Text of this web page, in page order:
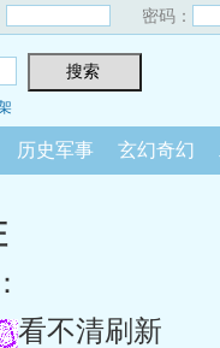
密码：
历史军事 玄幻奇幻
看不清刷新